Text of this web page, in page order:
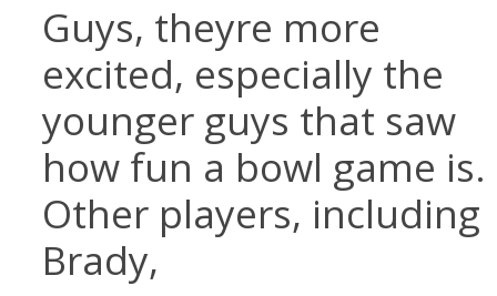
Guys, theyre more
excited, especially the
younger guys that saw
how fun a bowl game is.
Other players, including
Brady,